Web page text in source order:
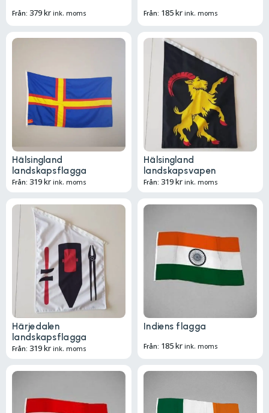
Från: 379kr ink. moms Från: 185kr ink. moms
Hälsingland
landskapsflagga
Från: 319kr ink. moms
Hälsingland
landskapsvapen
Från: 319kr ink. moms
Härjedalen
landskapsflagga
Från: 319kr ink. moms
Indiens flagga
Från: 185kr ink. moms